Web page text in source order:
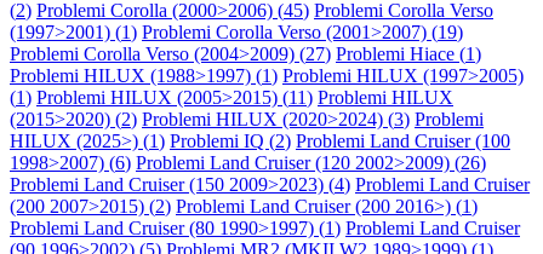
(2) Problemi Corolla (2000>2006) (45) Problemi Corolla Verso
(1997>2001) (1) Problemi Corolla Verso (2001>2007) (19)
Problemi Corolla Verso (2004>2009) (27) Problemi Hiace (1)
Problemi HILUX (1988>1997) (1) Problemi HILUX (1997>2005)
(1) Problemi HILUX (2005>2015) (11) Problemi HILUX
(2015>2020) (2) Problemi HILUX (2020>2024) (3) Problemi
HILUX (2025>) (1) Problemi IQ (2) Problemi Land Cruiser (100
1998>2007) (6) Problemi Land Cruiser (120 2002>2009) (26)
Problemi Land Cruiser (150 2009>2023) (4) Problemi Land Cruiser
(200 2007>2015) (2) Problemi Land Cruiser (200 2016>) (1)
Problemi Land Cruiser (80 1990>1997) (1) Problemi Land Cruiser
(90 1996>2002) (5) Problemi MR2 (MKII W2 1989>1999) (1)